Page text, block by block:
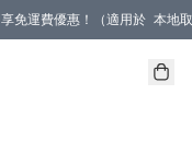
免運費優惠！（適用於 本地
即享免運費優惠！（適用於